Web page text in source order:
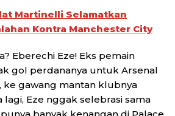
Martinelli Selamatkan
Kontra Manchester City
Eberechi Eze! Eks pemain
gol perdananya untuk Arsenal
ke gawang mantan klubnya
lagi, Eze nggak selebrasi sama